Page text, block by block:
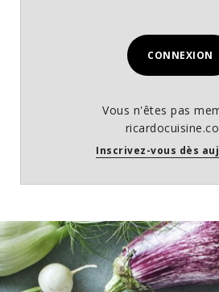
CONNEXION
Vous n'êtes pas
Inscrivez-vous dès